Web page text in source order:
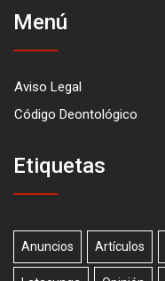
Menú
Aviso Legal
Código Deontológico
Etiquetas
Anuncios Artículos